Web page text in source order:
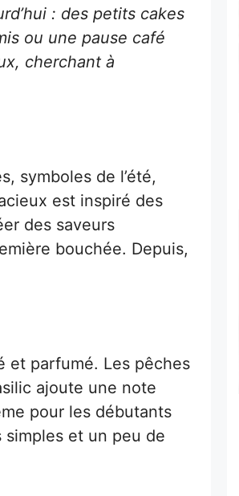
: des petits cakes
ou une pause café
cherchant à
symboles de l’été,
est inspiré des
des saveurs
bouchée. Depuis,
et parfumé. Les pêches
ajoute une note
pour les débutants
et un peu de